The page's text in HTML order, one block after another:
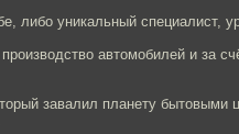
либо уникальный специалист,
автомобилей и за
завалил планету бытовыми